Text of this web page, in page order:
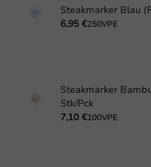
Steakmarker Blau
6,95 €250VPE
Steakmarker
Stk/Pck
7,10 €100VPE